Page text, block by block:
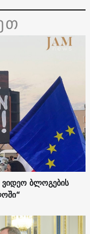
ვიდეო ბლოგების